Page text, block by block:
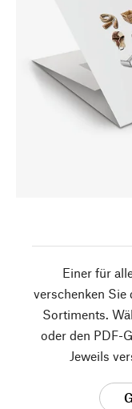
Einer für
verschenken Sie
Sortiments.
oder den PDF-
Jeweils